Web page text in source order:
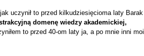
uczynił to przed kilkudziesięcioma laty Barak
domenę wiedzy akademickiej,
to przed 40-om laty ja, a po mnie inni moi